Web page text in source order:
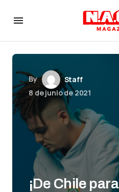
By
Staff
8 de junio de 2021
¡De Chile